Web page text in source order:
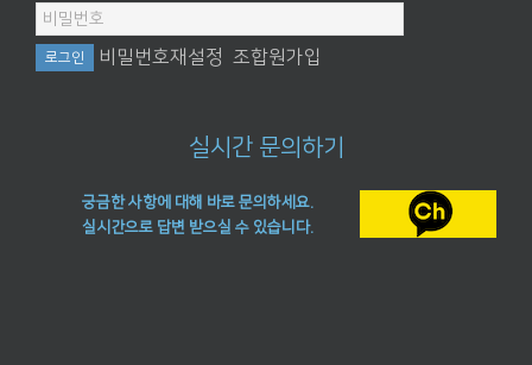
비밀번호재설정 조합원가입
실시간 문의하기
궁금한 사항에 대해 바로 문의하세요.
실시간으로 답변 받으실 수 있습니다.